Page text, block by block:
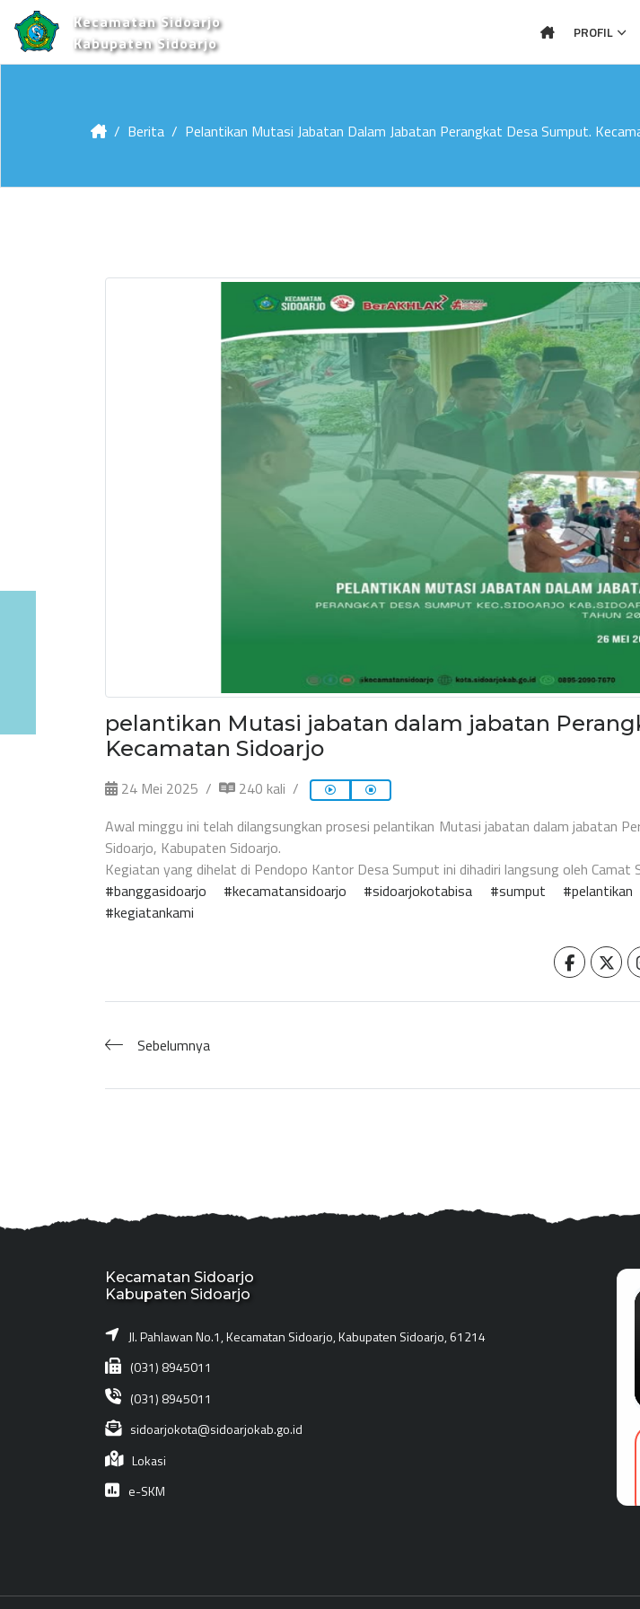
Kecamatan Sidoarjo
Kabupaten Sidoarjo
PROFIL
Berita Pelantikan Mutasi Jabatan Dalam Jabatan Perangkat Desa Sumput.
pelantikan Mutasi jabatan dalam jabatan
Kecamatan Sidoarjo
24 Mei 2025
240 kali
Awal minggu ini telah dilangsungkan prosesi pelantikan Mutasi jabatan dalam jabatan
Sidoarjo, Kabupaten Sidoarjo.
Kegiatan yang dihelat di Pendopo Kantor Desa Sumput ini dihadiri langsung oleh Camat
#banggasidoarjo
#kecamatansidoarjo #sidoarjokotabisa #sumput #pelantikan
#kegiatankami
Sebelumnya
Kecamatan Sidoarjo
Kabupaten Sidoarjo
Jl. Pahlawan No.1, Kecamatan Sidoarjo, Kabupaten Sidoarjo, 61214
(031) 8945011
(031) 8945011
sidoarjokota@sidoarjokab.go.id
Lokasi
e-SKM